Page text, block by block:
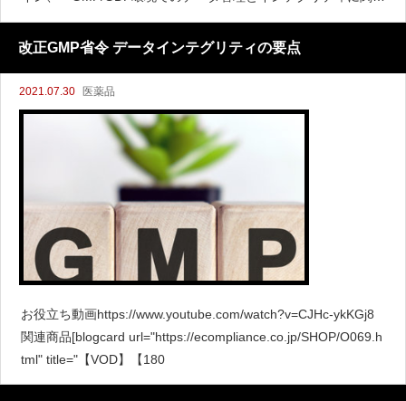
る適正管理基準(PI 041-1)」について見ていきたいと思います。
このガイドラインは、過
改正GMP省令 データインテグリティの要点
2021.07.30 医薬品
お役立ち動画https://www.youtube.com/watch?v=CJHc-ykKGj8
関連商品[blogcard url="https://ecompliance.co.jp/SHOP/O069.h
tml" title="【VOD】【180